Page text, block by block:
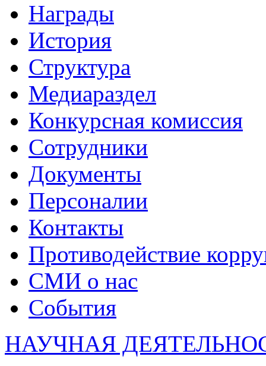
Награды
История
Структура
Медиараздел
Конкурсная комиссия
Сотрудники
Документы
Персоналии
Контакты
Противодействие
СМИ о нас
События
НАУЧНАЯ